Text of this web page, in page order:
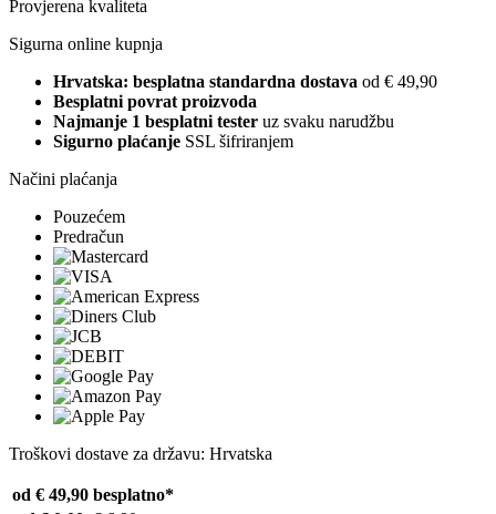
Provjerena kvaliteta
Sigurna online kupnja
Hrvatska: besplatna standardna dostava od € 49,90
Besplatni povrat proizvoda
Najmanje 1 besplatni tester uz svaku narudžbu
Sigurno plaćanje SSL šifriranjem
Načini plaćanja
Pouzećem
Predračun
Troškovi dostave za državu: Hrvatska
od € 49,90 besplatno*